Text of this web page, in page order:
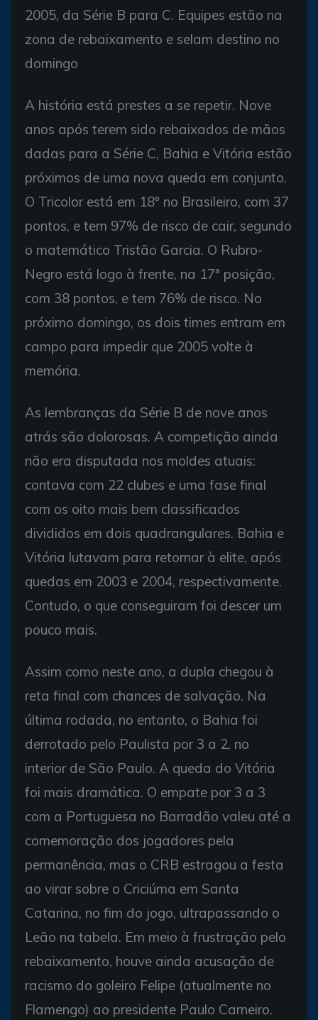
2005, da Série B para C. Equipes estão na
zona de rebaixamento e selam destino no
domingo
A história está prestes a se repetir. Nove
anos após terem sido rebaixados de mãos
dadas para a Série C, Bahia e Vitória estão
próximos de uma nova queda em conjunto.
O Tricolor está em 18º no Brasileiro, com 37
pontos, e tem 97% de risco de cair, segundo
o matemático Tristão Garcia. O Rubro-
Negro está logo à frente, na 17ª posição,
com 38 pontos, e tem 76% de risco. No
próximo domingo, os dois times entram em
campo para impedir que 2005 volte à
memória.
As lembranças da Série B de nove anos
atrás são dolorosas. A competição ainda
não era disputada nos moldes atuais:
contava com 22 clubes e uma fase final
com os oito mais bem classificados
divididos em dois quadrangulares. Bahia e
Vitória lutavam para retornar à elite, após
quedas em 2003 e 2004, respectivamente.
Contudo, o que conseguiram foi descer um
pouco mais.
Assim como neste ano, a dupla chegou à
reta final com chances de salvação. Na
última rodada, no entanto, o Bahia foi
derrotado pelo Paulista por 3 a 2, no
interior de São Paulo. A queda do Vitória
foi mais dramática. O empate por 3 a 3
com a Portuguesa no Barradão valeu até a
comemoração dos jogadores pela
permanência, mas o CRB estragou a festa
ao virar sobre o Criciúma em Santa
Catarina, no fim do jogo, ultrapassando o
Leão na tabela. Em meio à frustração pelo
rebaixamento, houve ainda acusação de
racismo do goleiro Felipe (atualmente no
Flamengo) ao presidente Paulo Carneiro.